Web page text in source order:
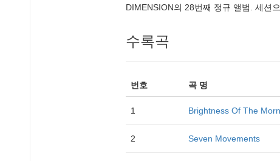
DIMENSION의 28번째 정규 앨범. 세션
수록곡
번호 곡 명
1 Brightness Of The
2 Seven Movements